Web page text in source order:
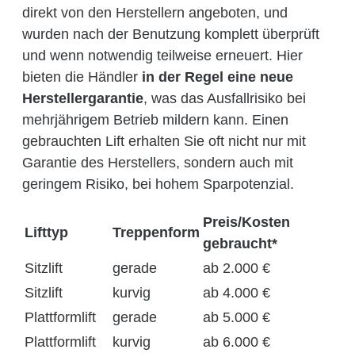
direkt von den Herstellern angeboten, und
wurden nach der Benutzung komplett überprüft
und wenn notwendig teilweise erneuert. Hier
bieten die Händler in der Regel eine neue
Herstellergarantie, was das Ausfallrisiko bei
mehrjährigem Betrieb mildern kann. Einen
gebrauchten Lift erhalten Sie oft nicht nur mit
Garantie des Herstellers, sondern auch mit
geringem Risiko, bei hohem Sparpotenzial.
Lifttyp Treppenform
Preis/Kosten
gebraucht*
Sitzlift
gerade
ab 2.000 €
Sitzlift
kurvig
ab 4.000 €
Plattformlift
gerade
ab 5.000 €
Plattformlift
kurvig ab 6.000 €